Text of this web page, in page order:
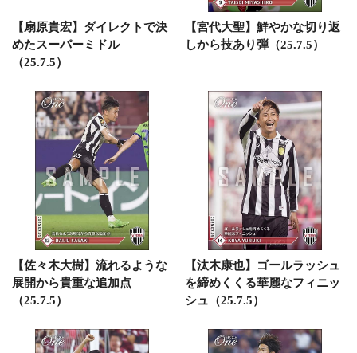
【扇原貴宏】ダイレクトで決
めたスーパーミドル
（25.7.5）
【宮代大聖】鮮やかな切り返
しから技あり弾（25.7.5）
【佐々木大樹】流れるような
展開から貴重な追加点
（25.7.5）
【汰木康也】ゴールラッシュ
を締めくくる華麗なフィニッ
シュ（25.7.5）